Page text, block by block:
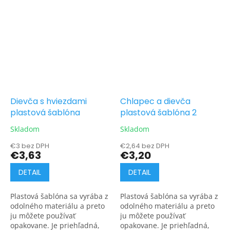
Dievča s hviezdami
plastová šablóna
Skladom
€3 bez DPH
€3,63
DETAIL
Plastová šablóna sa vyrába z
odolného materiálu a preto
ju môžete používať
opakovane. Je priehľadná,
Chlapec a dievča
plastová šablóna 2
Skladom
€2,64 bez DPH
€3,20
DETAIL
Plastová šablóna sa vyrába z
odolného materiálu a preto
ju môžete používať
opakovane. Je priehľadná,